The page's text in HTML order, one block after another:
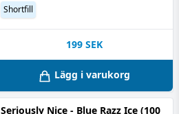
Shortfill
199 SEK
Lägg i varukorg
Seriously Nice - Blue Razz Ice (100